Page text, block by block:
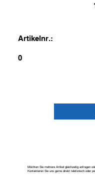
Artikelnr.:
0
Möchten Sie mehrere Artikel gleichzeitig anfragen
Kontaktieren Sie uns gerne direkt telefonisch oder